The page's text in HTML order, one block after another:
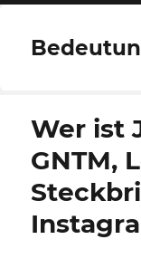
Wer ist
GNTM,